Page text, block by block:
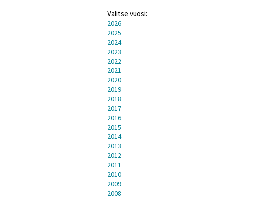
Valitse vuosi:
2026
2025
2024
2023
2022
2021
2020
2019
2018
2017
2016
2015
2014
2013
2012
2011
2010
2009
2008